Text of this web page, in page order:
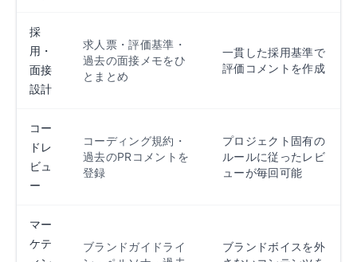
採
用・
面接
設計
求人票・評価基準・
過去の面接メモをひ
とまとめ
一貫した採用基準で
評価コメントを作成
コー
ドレ
ビュ
ー
コーディング規約・
過去のPRコメントを
登録
プロジェクト固有の
ルールに従ったレビ
ューが毎回可能
マー
ケテ
ブランドガイドライ
ブランドボイスを外